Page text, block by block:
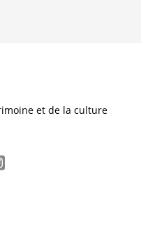
et de la culture